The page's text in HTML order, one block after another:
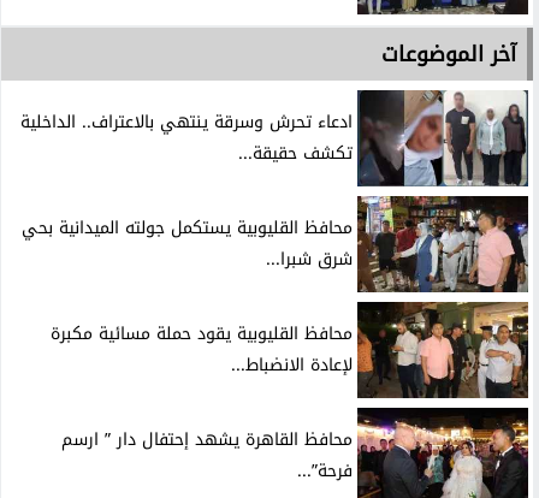
آخر الموضوعات
ادعاء تحرش وسرقة ينتهي بالاعتراف.. الداخلية
تكشف حقيقة...
محافظ القليوبية يستكمل جولته الميدانية بحي
شرق شبرا...
محافظ القليوبية يقود حملة مسائية مكبرة
لإعادة الانضباط...
محافظ القاهرة يشهد إحتفال دار ” ارسم
فرحة”...